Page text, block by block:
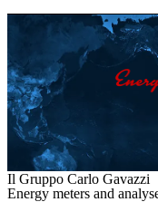
Il Gruppo Carlo Gavazzi
Energy meters and